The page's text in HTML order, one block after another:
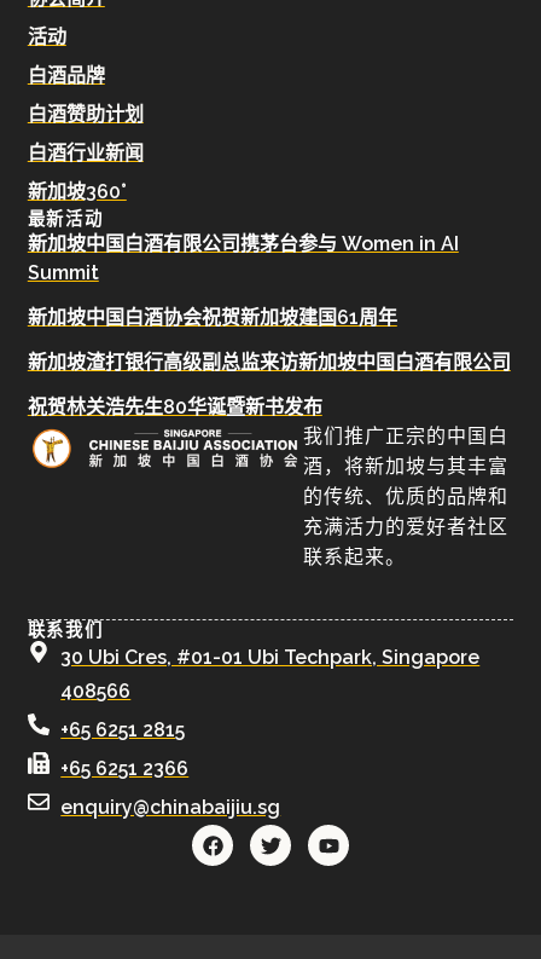
活动
白酒品牌
白酒赞助计划
白酒行业新闻
新加坡360°
最新活动
新加坡中国白酒有限公司携茅台参与 Women in AI
Summit
新加坡中国白酒协会祝贺新加坡建国61周年
新加坡渣打银行高级副总监来访新加坡中国白酒有限公司
祝贺林关浩先生80华诞暨新书发布
我们推广正宗的中国白
酒，将新加坡与其丰富
的传统、优质的品牌和
充满活力的爱好者社区
联系起来。
联系我们
30 Ubi Cres, #01-01 Ubi Techpark, Singapore
408566
+65 6251 2815
+65 6251 2366
enquiry@chinabaijiu.sg